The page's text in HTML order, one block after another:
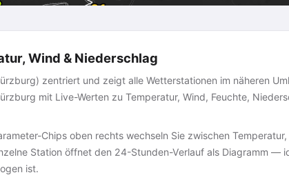
Wind & Niederschlag
zentriert und zeigt alle Wetterstationen im näheren
mit Live-Werten zu Temperatur, Wind, Feuchte,
Chips oben rechts wechseln Sie zwischen
Station öffnet den 24-Stunden-Verlauf als Diagramm —
ist.